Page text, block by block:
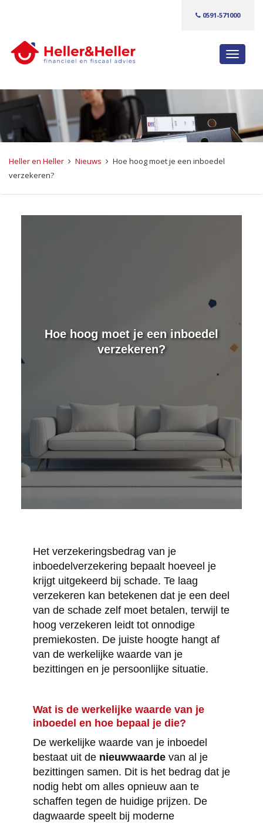
0591-571000
S
k
e
l
i
Heller en Heller Nieuws
Hoe hoog moet je een inboedel
verzekeren?
Hoe hoog moet je een inboedel
verzekeren?
Het verzekeringsbedrag van je
inboedelverzekering bepaalt hoeveel je
krijgt uitgekeerd bij schade. Te laag
verzekeren kan betekenen dat je een deel
van de schade zelf moet betalen, terwijl te
hoog verzekeren leidt tot onnodige
premiekosten. De juiste hoogte hangt af
van de werkelijke waarde van je
bezittingen en je persoonlijke situatie.
Wat is de werkelijke waarde van je
inboedel en hoe bepaal je die?
De werkelijke waarde van je inboedel
bestaat uit de nieuwwaardevan al je
bezittingen samen. Dit is het bedrag dat je
nodig hebt om alles opnieuw aan te
schaffen tegen de huidige prijzen. De
dagwaarde speelt bij moderne